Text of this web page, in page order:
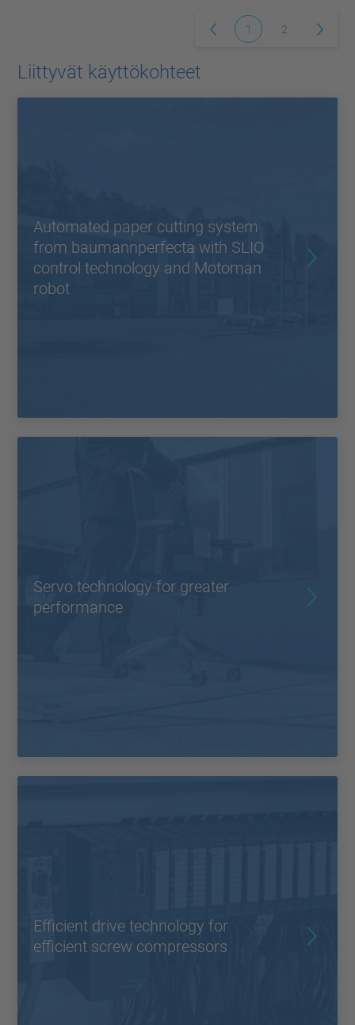
1 2
Liittyvät käyttökohteet
Automated paper cutting system
from baumannperfecta with SLIO
control technology and Motoman
robot
Servo technology for greater
performance
Efficient drive technology for
efficient screw compressors